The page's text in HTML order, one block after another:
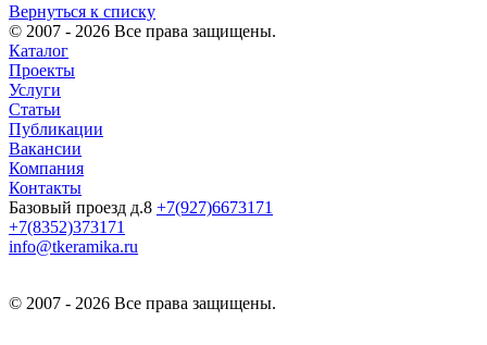
Вернуться к списку
© 2007 - 2026 Все права защищены.
Каталог
Проекты
Услуги
Статьи
Публикации
Вакансии
Компания
Контакты
Базовый проезд д.8 +7(927)6673171
+7(8352)373171
info@tkeramika.ru
© 2007 - 2026 Все права защищены.